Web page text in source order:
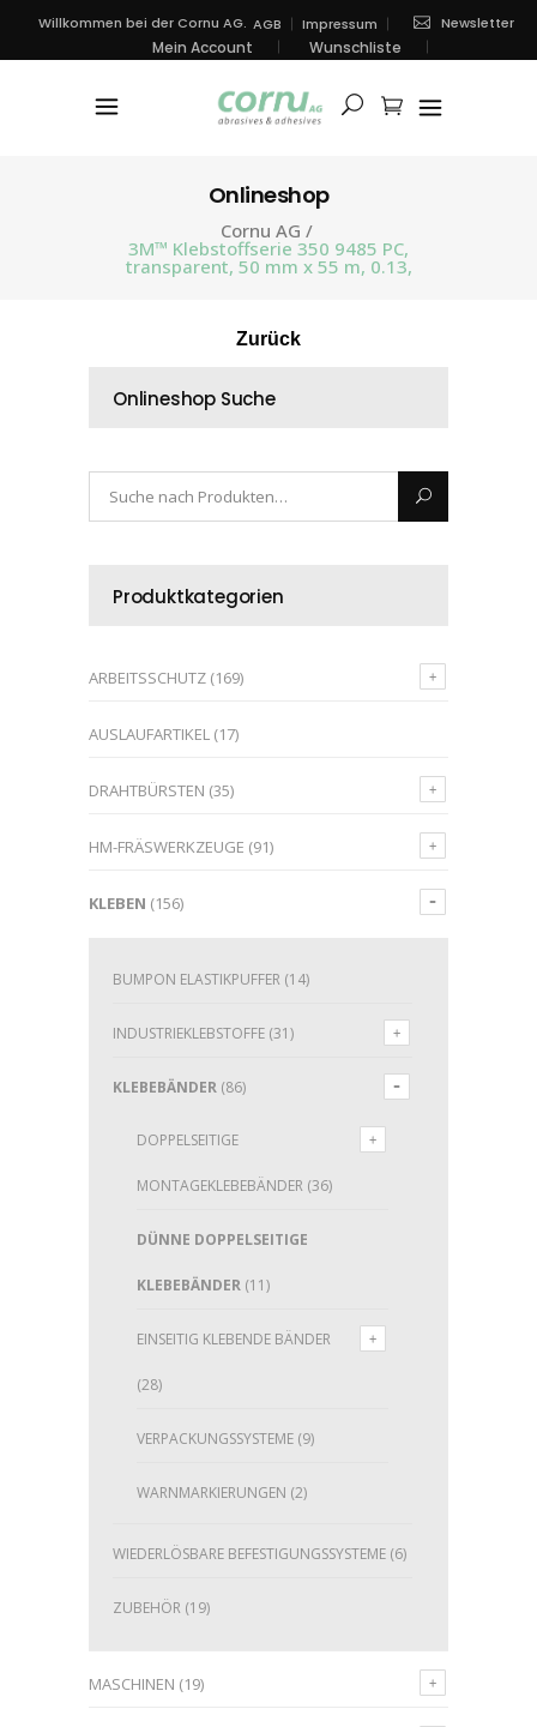
Willkommen bei der Cornu AG. AGB Impressum Newsletter
Mein Account Wunschliste
Onlineshop
Cornu AG /
3M™ Klebstoffserie 350 9485 PC,
transparent, 50 mm x 55 m, 0.13,
Zurück
Onlineshop Suche
Produktkategorien
ARBEITSSCHUTZ (169)
AUSLAUFARTIKEL (17)
DRAHTBÜRSTEN (35)
HM-FRÄSWERKZEUGE (91)
KLEBEN (156)
BUMPON ELASTIKPUFFER (14)
INDUSTRIEKLEBSTOFFE (31)
KLEBEBÄNDER (86)
DOPPELSEITIGE
MONTAGEKLEBEBÄNDER (36)
DÜNNE DOPPELSEITIGE
KLEBEBÄNDER (11)
EINSEITIG KLEBENDE BÄNDER
(28)
VERPACKUNGSSYSTEME (9)
WARNMARKIERUNGEN (2)
WIEDERLÖSBARE BEFESTIGUNGSSYSTEME (6)
ZUBEHÖR (19)
MASCHINEN (19)